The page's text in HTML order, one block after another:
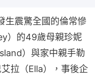
生震驚全國的倫常慘
）的49歲母親珍妮
）與家中親手勒
拉（Ella），事後企